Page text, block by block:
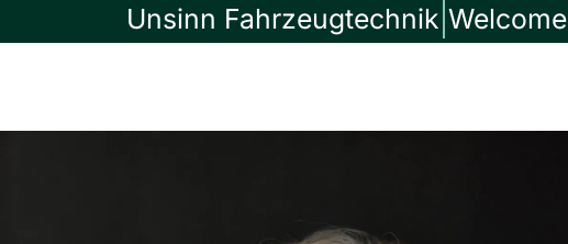
Unsinn Fahrzeugtechnik Welcome